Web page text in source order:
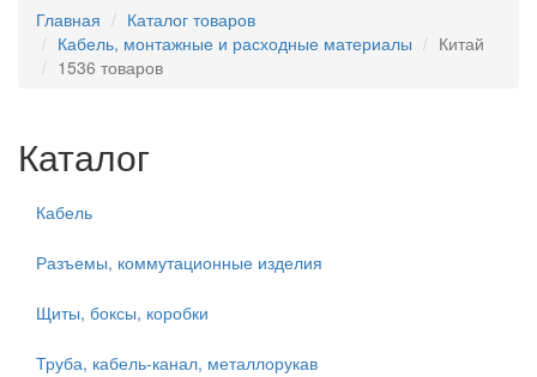
Главная
Каталог товаров
Кабель, монтажные и расходные материалы
Китай
1536 товаров
Каталог
Кабель
Разъемы, коммутационные изделия
Щиты, боксы, коробки
Труба, кабель-канал, металлорукав